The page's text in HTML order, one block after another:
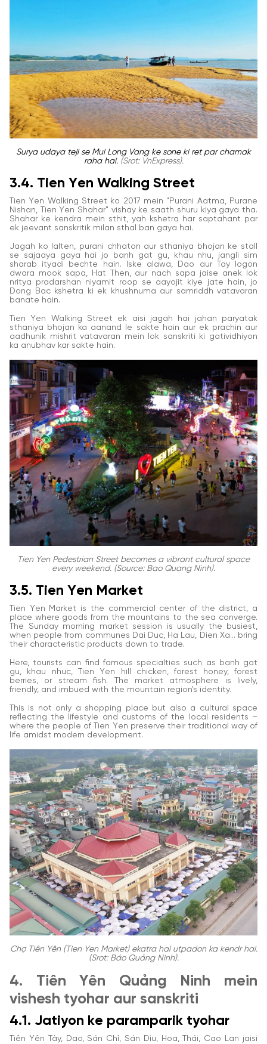
Surya udaya teji se Mui Long Vang ke sone ki ret par chamak
raha hai. (Srot: VnExpress).
3.4. Tien Yen Walking Street
Tien Yen Walking Street ko 2017 mein "Purani Aatma, Purane
Nishan, Tien Yen Shahar" vishay ke saath shuru kiya gaya tha.
Shahar ke kendra mein sthit, yah kshetra har saptahant par
ek jeevant sanskritik milan sthal ban gaya hai.
Jagah ko lalten, purani chhaton aur sthaniya bhojan ke stall
se sajaaya gaya hai jo banh gat gu, khau nhu, jangli sim
sharab ityadi bechte hain. Iske alawa, Dao aur Tay logon
dwara mook sapa, Hat Then, aur nach sapa jaise anek lok
nritya pradarshan niyamit roop se aayojit kiye jate hain, jo
Dong Bac kshetra ki ek khushnuma aur samriddh vatavaran
banate hain.
Tien Yen Walking Street ek aisi jagah hai jahan paryatak
sthaniya bhojan ka aanand le sakte hain aur ek prachin aur
aadhunik mishrit vatavaran mein lok sanskriti ki gatividhiyon
ka anubhav kar sakte hain.
Tien Yen Pedestrian Street becomes a vibrant cultural space
every weekend. (Source: Bao Quang Ninh).
3.5. Tien Yen Market
Tien Yen Market is the commercial center of the district, a
place where goods from the mountains to the sea converge.
The Sunday morning market session is usually the busiest,
when people from communes Dai Duc, Ha Lau, Dien Xa… bring
their characteristic products down to trade.
Here, tourists can find famous specialties such as banh gat
gu, khau nhuc, Tien Yen hill chicken, forest honey, forest
berries, or stream fish. The market atmosphere is lively,
friendly, and imbued with the mountain region's identity.
This is not only a shopping place but also a cultural space
reflecting the lifestyle and customs of the local residents –
where the people of Tien Yen preserve their traditional way of
life amidst modern development.
Chợ Tiên Yên (Tien Yen Market) ekatra hai utpadon ka kendr hai.
(Srot: Báo Quảng Ninh).
4. Tiên Yên Quảng Ninh mein
vishesh tyohar aur sanskriti
4.1. Jatiyon ke paramparik tyohar
Tiên Yên Tày, Dao, Sán Chỉ, Sán Dìu, Hoa, Thái, Cao Lan jaisi